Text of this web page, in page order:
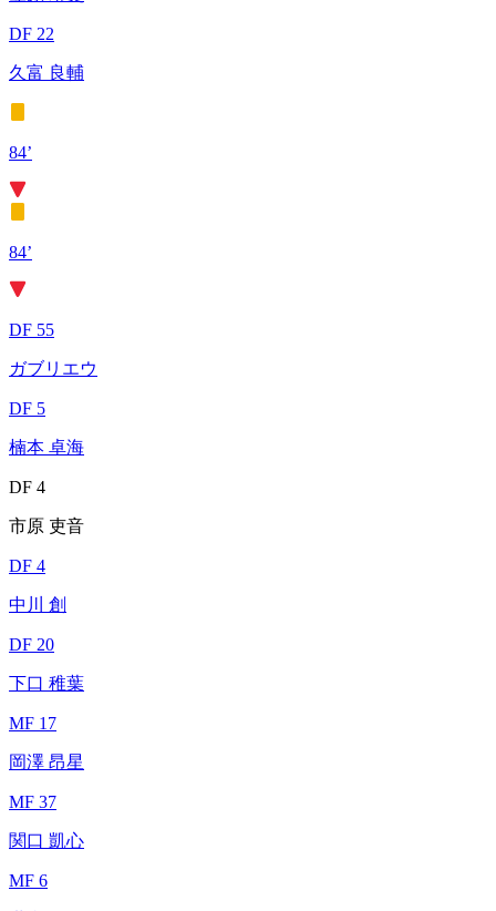
DF 22
久富 良輔
84’
84’
DF 55
ガブリエウ
DF 5
楠本 卓海
DF 4
市原 吏音
DF 4
中川 創
DF 20
下口 稚葉
MF 17
岡澤 昂星
MF 37
関口 凱心
MF 6